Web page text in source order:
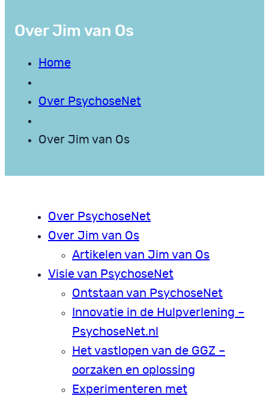
Over Jim van Os
Home
Over PsychoseNet
Over Jim van Os
Over PsychoseNet
Over Jim van Os
Artikelen van Jim van Os
Visie van PsychoseNet
Ontstaan van PsychoseNet
Innovatie in de Hulpverlening –
PsychoseNet.nl
Het vastlopen van de GGZ –
oorzaken en oplossing
Experimenteren met